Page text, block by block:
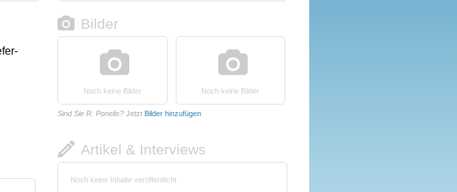
Bilder
Noch keine Bilder Noch keine Bilder
Sind Sie R. Ponelis? Jetzt Bilder hinzufügen
Artikel & Interviews
Noch keine Inhalte veröffentlicht